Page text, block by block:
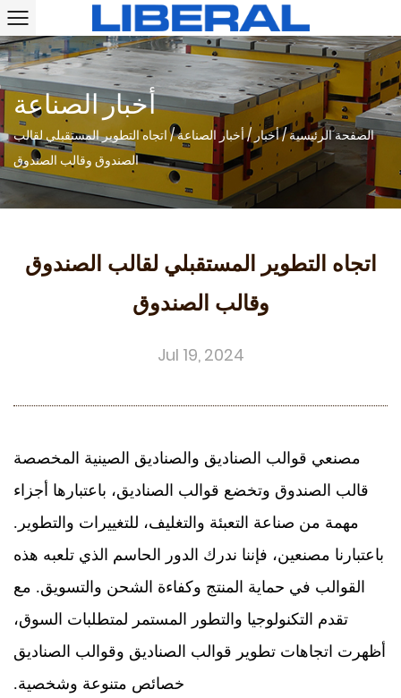
أخبار الصناعة
الصفحة الرئيسية/أخبار /أخبار الصناعة/اتجاه التطوير المستقبلي لقالب
الصندوق وقالب الصندوق
اتجاه التطوير المستقبلي لقالب الصندوق
وقالب الصندوق
Jul 19, 2024
مصنعي قوالب الصناديق والصناديق الصينية المخصصة
قالب الصندوق وتخضع قوالب الصناديق، باعتبارها أجزاء
مهمة من صناعة التعبئة والتغليف، للتغييرات والتطوير.
باعتبارنا مصنعين، فإننا ندرك الدور الحاسم الذي تلعبه هذه
القوالب في حماية المنتج وكفاءة الشحن والتسويق. مع
تقدم التكنولوجيا والتطور المستمر لمتطلبات السوق،
أظهرت اتجاهات تطوير قوالب الصناديق وقوالب الصناديق
خصائص متنوعة وشخصية.